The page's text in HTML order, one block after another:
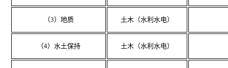
（3）地质 土木（水利水电）
（4）水土保持 土木（水利水电）